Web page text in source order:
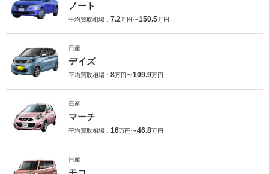
ノート
平均買取相場： 7.2万円〜150.5万円
日産
デイズ
平均買取相場： 8万円〜109.9万円
日産
マーチ
平均買取相場： 16万円〜46.8万円
日産